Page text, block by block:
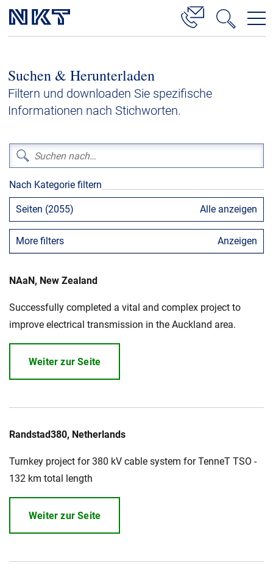
Hochspannung
Kabelservice
Niederspannung
Kabelgarnituren
Referenzen
Downloads
Presse & Events
Über uns
Geschäftsführung
Produktion
Karriere
Nachhaltigkeit
Suchen & Herunterladen
Filtern und downloaden Sie spezifische
Informationen nach Stichworten.
Nach Kategorie filtern
Seiten (2055) Alle anzeigen
More filters Anzeigen
NAaN, New Zealand
Successfully completed a vital and complex project to
improve electrical transmission in the Auckland area.
Weiter zur Seite
Randstad380, Netherlands
Turnkey project for 380 kV cable system for TenneT TSO -
132 km total length
Weiter zur Seite